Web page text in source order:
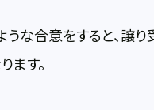
うな合意をすると、譲
ます。